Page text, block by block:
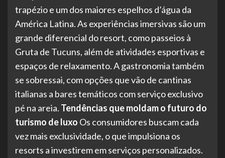
trapézio e um dos maiores espelhos d’água da
América Latina. As experiências imersivas são um
grande diferencial do resort, como passeios à
Gruta de Tucuns, além de atividades esportivas e
espaços de relaxamento. A gastronomia também
se sobressai, com opções que vão de cantinas
italianas a bares temáticos com serviço exclusivo
pé na areia. Tendências que moldam o futuro do
turismo de luxo Os consumidores buscam cada
vez mais exclusividade, o que impulsiona os
resorts a investirem em serviços personalizados.